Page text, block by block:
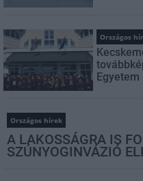
Országos
Egyetem
Országos hírek
A LAKOSSÁGRA IS
SZÚNYOGINVÁZIÓ